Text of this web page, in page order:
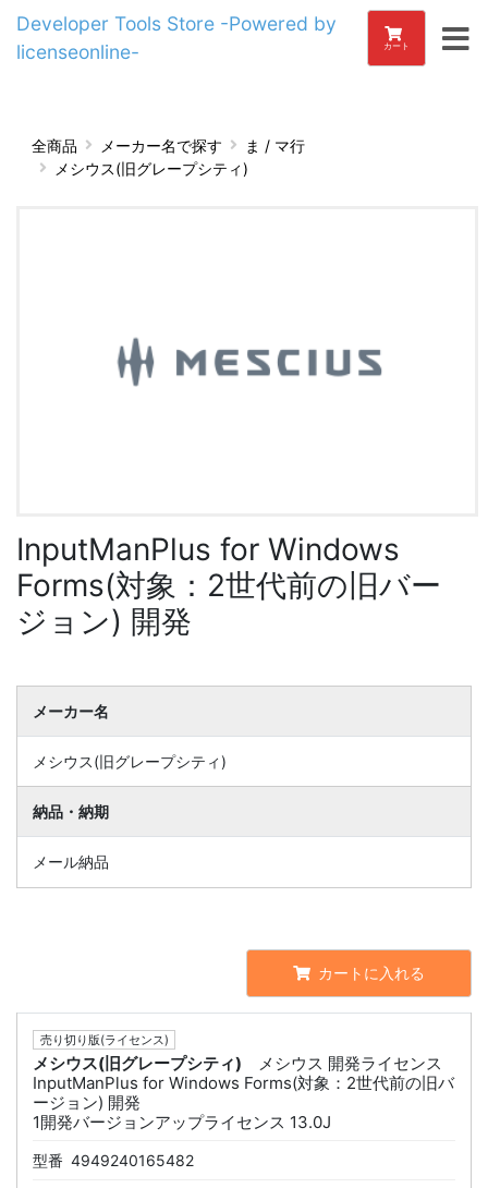
Developer Tools Store -Powered by
licenseonline-
カート
全商品 メーカー名で探す
ま / マ行
メシウス(旧グレープシティ)
InputManPlus for Windows
Forms(対象：2世代前の旧バー
ジョン) 開発
メーカー名
メシウス(旧グレープシティ)
納品・納期
メール納品
カートに入れる
売り切り版(ライセンス)
メシウス(旧グレープシティ)
メシウス 開発ライセンス
InputManPlus for Windows Forms(対象：2世代前の旧バ
ージョン) 開発
1開発バージョンアップライセンス 13.0J
型番 4949240165482